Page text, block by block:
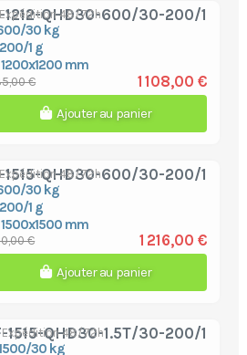
1212-QHD30-600/30-200/1
30 kg
200/1 g
1200x1200 mm
Expédition 48/72h
€ 1 108,00 €
Ajouter au panier
1515-QHD30-600/30-200/1
30 kg
200/1 g
1500x1500 mm
Expédition 48/72h
€ 1 216,00 €
Ajouter au panier
1515-QHD30-1.5T/30-200/1
30 kg
Expédition 48/72h